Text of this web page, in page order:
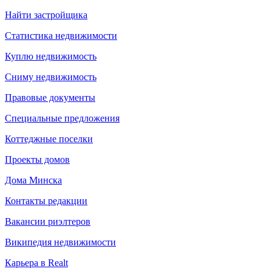
Найти застройщика
Статистика недвижимости
Куплю недвижимость
Сниму недвижимость
Правовые документы
Специальные предложения
Коттеджные поселки
Проекты домов
Дома Минска
Контакты редакции
Вакансии риэлтеров
Википедия недвижимости
Карьера в Realt